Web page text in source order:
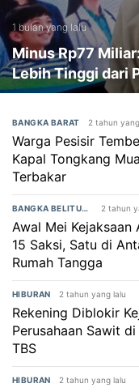
1 bulan yang lalu
Minus Rp77
Lebih Tinggi dari
BANGKA BARAT 2 tahun
Warga Pesisir
Kapal Tongkang
Terbakar
BANGKA BELITUNG 2 tahun
Awal Mei Kejaksaan
15 Saksi, Satu di
Rumah Tangga
HIBURAN 2 tahun yang lalu
Rekening Diblokir
Perusahaan Sawit
TBS
HIBURAN 2 tahun yang lalu